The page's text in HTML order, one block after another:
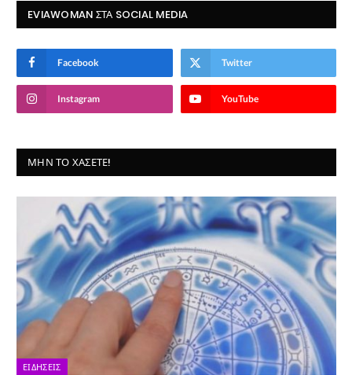
EVIAWOMAN ΣΤΑ SOCIAL MEDIA
Facebook Twitter
Instagram YouTube
ΜΗΝ ΤΟ ΧΆΣΕΤΕ!
ΕΙΔΉΣΕΙΣ